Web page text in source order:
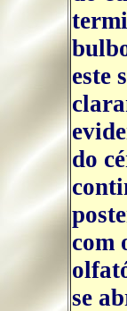
este
do
com
se